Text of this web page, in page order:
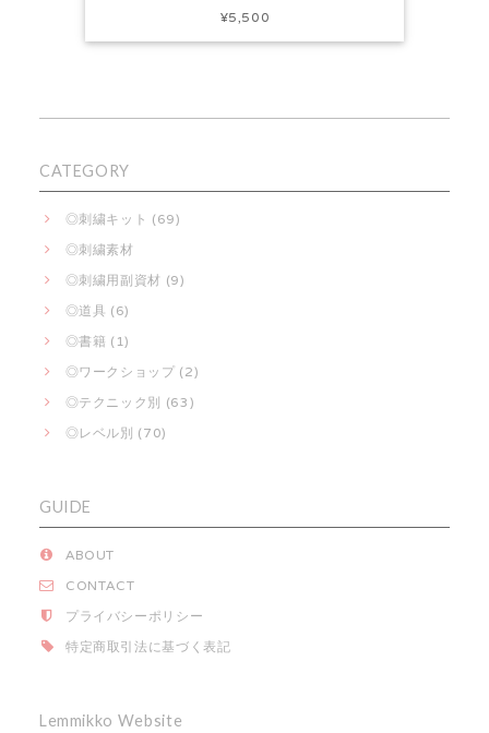
¥5,500
CATEGORY
◎刺繍キット (69)
◎刺繍素材
◎刺繍用副資材 (9)
◎道具 (6)
◎書籍 (1)
◎ワークショップ (2)
◎テクニック別 (63)
◎レベル別 (70)
GUIDE
ABOUT
CONTACT
プライバシーポリシー
特定商取引法に基づく表記
Lemmikko Website